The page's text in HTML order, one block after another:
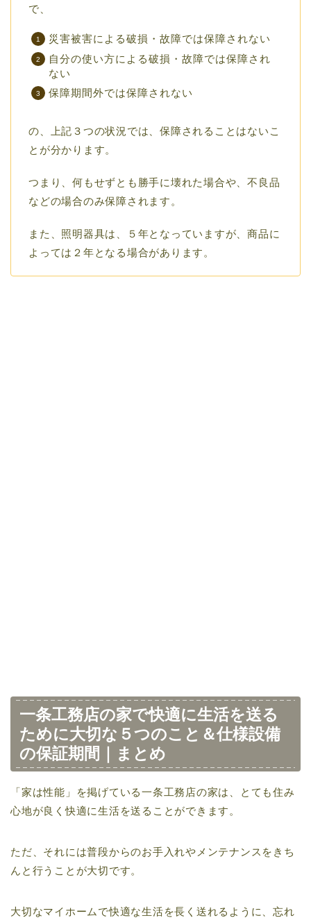
で、
災害被害による破損・故障では保障されない
自分の使い方による破損・故障では保障され
ない
保障期間外では保障されない
の、上記３つの状況では、保障されることはないこ
とが分かります。
つまり、何もせずとも勝手に壊れた場合や、不良品
などの場合のみ保障されます。
また、照明器具は、５年となっていますが、商品に
よっては２年となる場合があります。
一条工務店の家で快適に生活を送る
ために大切な５つのこと＆仕様設備
の保証期間｜まとめ
「家は性能」を掲げている一条工務店の家は、とても住み
心地が良く快適に生活を送ることができます。
ただ、それには普段からのお手入れやメンテナンスをきち
んと行うことが大切です。
大切なマイホームで快適な生活を長く送れるように、忘れ